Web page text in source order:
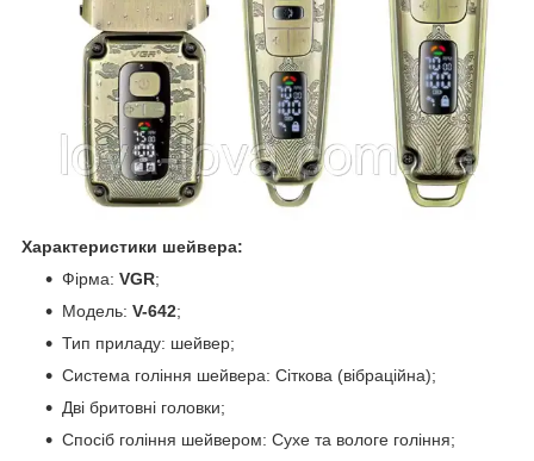
Характеристики шейвера:
Фірма: VGR;
Модель: V-642;
Тип приладу: шейвер;
Система гоління шейвера: Сіткова (вібраційна);
Дві бритовні головки;
Спосіб гоління шейвером: Сухе та вологе гоління;